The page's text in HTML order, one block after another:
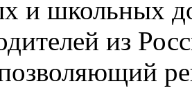
и школьных
из